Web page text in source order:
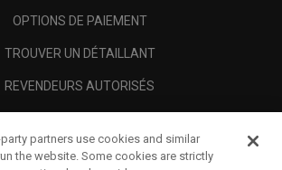
OPTIONS DE PAIEMENT
TROUVER UN DÉTAILLANT
REVENDEURS AUTORISÉS
A PROPOS
partners use cookies and similar
the website. Some cookies are strictly